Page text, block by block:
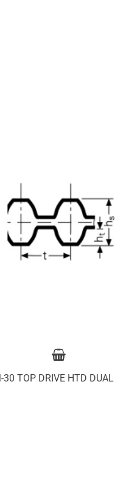
TOP DRIVE HTD DUAL